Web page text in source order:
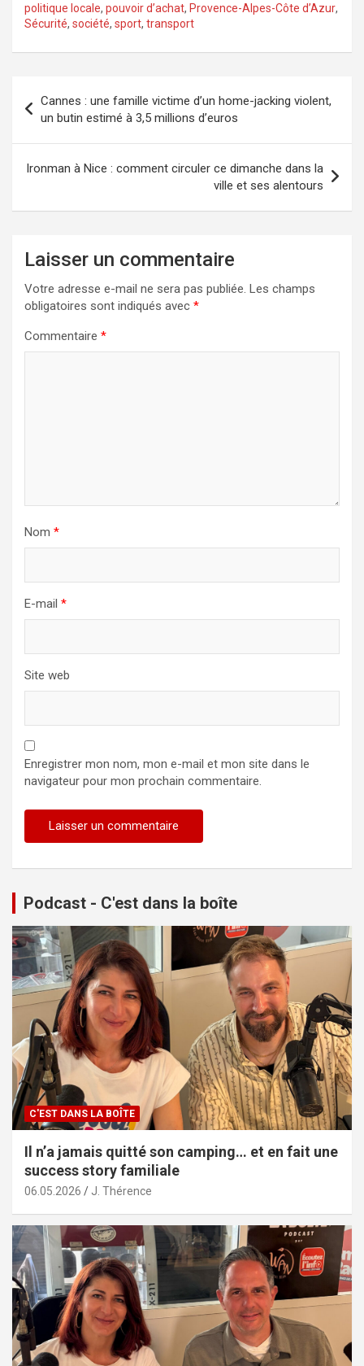
politique locale, pouvoir d’achat, Provence-Alpes-Côte d’Azur,
Sécurité, société, sport, transport
de
l’article
Cannes : une famille victime d’un home-jacking violent,
un butin estimé à 3,5 millions d’euros
Ironman à Nice : comment circuler ce dimanche dans la
ville et ses alentours
Laisser un commentaire
Votre adresse e-mail ne sera pas publiée. Les champs
obligatoires sont indiqués avec *
Commentaire *
Nom *
E-mail *
Site web
Enregistrer mon nom, mon e-mail et mon site dans le
navigateur pour mon prochain commentaire.
Podcast - C'est dans la boîte
C'EST DANS LA BOÎTE
Il n’a jamais quitté son camping… et en fait une
success story familiale
06.05.2026 J. Thérence